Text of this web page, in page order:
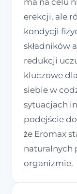
ma na celu
erekcji, ale
kondycji
składników
redukcji
kluczowe
siebie w
sytuacjach
podejście
że Eromax
naturalnych
organizmie.